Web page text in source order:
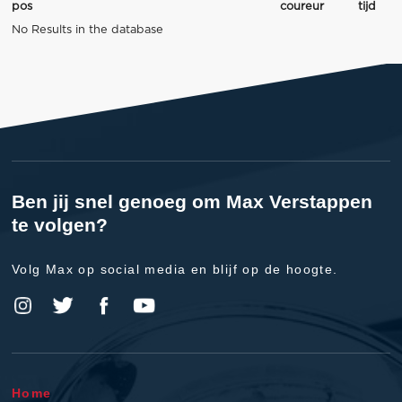
pos coureur
tijd
No Results in the database
Ben jij snel genoeg om Max Verstappen
te volgen?
Volg Max op social media en blijf op de hoogte.
Home